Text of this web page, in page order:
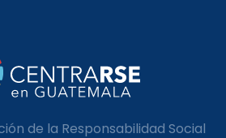
de la Responsabilidad Social